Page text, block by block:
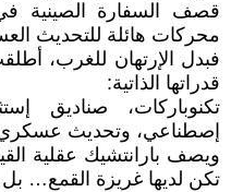
محركات هائلة للتحديث
فبدل الإرتهان للغرب،
قدراتها الذاتية:
تكنوباركات، صناديق
إصطناعي، وتحديث
ويصف بارانتشيك عقلية
تكن لديها غريزة القمع… بل